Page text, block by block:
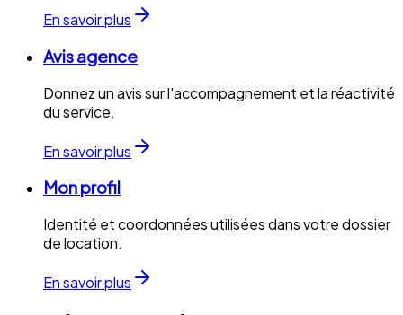
En savoir plus
Avis agence
Donnez un avis sur l'accompagnement et la réactivité
du service.
En savoir plus
Mon profil
Identité et coordonnées utilisées dans votre dossier
de location.
En savoir plus